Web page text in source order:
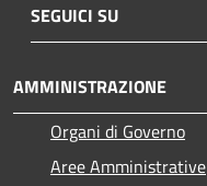
SEGUICI SU
AMMINISTRAZIONE
Organi di Governo
Aree Amministrative